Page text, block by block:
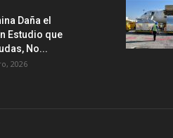
Daña el
Estudio que
No...
2026